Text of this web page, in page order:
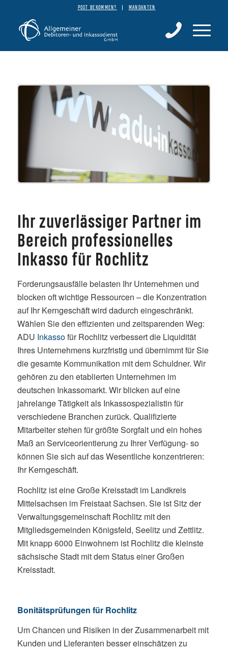
POST BEKOMMEN? MANDANTEN
Ihr zuverlässiger Partner im
Bereich professionelles
Inkasso für Rochlitz
Forderungsausfälle belasten Ihr Unternehmen und
blocken oft wichtige Ressourcen – die Konzentration
auf Ihr Kerngeschäft wird dadurch eingeschränkt.
Wählen Sie den effizienten und zeitsparenden Weg:
ADU Inkassofür Rochlitz verbessert die Liquidität
Ihres Unternehmens kurzfristig und übernimmt für Sie
die gesamte Kommunikation mit dem Schuldner. Wir
gehören zu den etablierten Unternehmen im
deutschen Inkassomarkt. Wir blicken auf eine
jahrelange Tätigkeit als Inkassospezialistin für
verschiedene Branchen zurück. Qualifizierte
Mitarbeiter stehen für größte Sorgfalt und ein hohes
Maß an Serviceorientierung zu Ihrer Verfügung- so
können Sie sich auf das Wesentliche konzentrieren:
Ihr Kerngeschäft.
Rochlitz ist eine Große Kreisstadt im Landkreis
Mittelsachsen im Freistaat Sachsen. Sie ist Sitz der
Verwaltungsgemeinschaft Rochlitz mit den
Mitgliedsgemeinden Königsfeld, Seelitz und Zettlitz.
Mit knapp 6000 Einwohnern ist Rochlitz die kleinste
sächsische Stadt mit dem Status einer Großen
Kreisstadt.
Bonitätsprüfungen für Rochlitz
Um Chancen und Risiken in der Zusammenarbeit mit
Kunden und Lieferanten besser einschätzen zu